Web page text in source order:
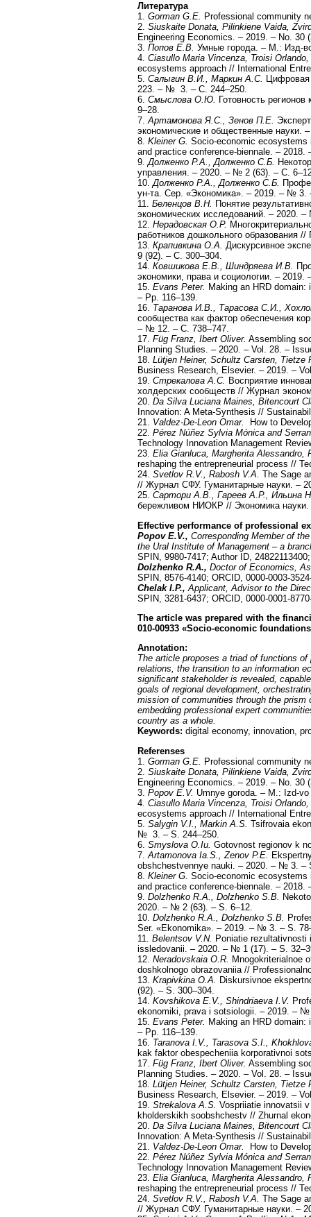
Литература
1. Gorman G.E. Professional community
2. Siuskaite Donata, Pilinkiene Vaida,
Engineering Economics. – 2019. – No. 30
3. Попов Е.В. Умные города. – М.: Изд-
4. Ciasullo Maria Vincenza, Troisi
ecosystems approach // International
5. Салыгин В.И., Маркин А.С. Цифровая
223. – № 3. – С. 244–250.
6. Смыслова О.Ю. Готовность
9–28.
7.Артамонова Я.С., Зенов П.Е.
экономические и общественные науки.
8. Kleiner G. Socio-economic
and practice conference-biennale. – 2018.
9.Долженко Р.А., Долженко С.Б.
управления. – 2020. – № 2 (63). – С.
10.Долженко Р.А., Долженко С.Б.
ун-та. Сер. «Экономика». – 2019. – № 3.
11. Беленцов В.Н. Понятие
экономических исследований. – 2020.
12. Нерадовская О.Р.
работников дошкольного образования
13. Крапивкина О.А. Дискурсивное
9 (92). – С. 300–304.
14. Ковшикова Е.В., Шиндряева И.В.
экономики, права и социологии. –
15. Evans Peter. Making an HRD
– Pp. 116–139.
16. Таранова И.В., Тарасова С.И.,
сообщества как фактор обеспечения
– № 12. – С. 738–747.
17. Füg Franz, Ibert Oliver. Assembling
Planning Studies. – 2020. – Vol. 28. –
18. Lütjen Heiner, Schultz Carsten, Tietze
Business Research, Elsevier. – 2019. –
19. Стрекалова А.С. Восприятие
холдерских сообществ // Журнал
20. Da Silva Luciana Maines, Bitencourt
Innovation: A Meta-Synthesis //
21. Valdez-De-Leon Omar.
How to
22. Pérez Núñez Sylvia Mónica and
Technology Innovation Management
23. Elia Gianluca, Margherita Alessandro,
reshaping the entrepreneurial process //
24. Svetlov R.V., Rabosh V.A. The Sage
// Журнал СФУ. Гуманитарные науки. –
25. Сартори А.В., Гареев А.Р., Ильина
бережливом НИОКР // Экономика
Effective performance of professional
Popov E.V., Corresponding Member of
the Ural Institute of Management – a
SPIN, 9980-7417; Author ID,
Dolzhenko R.A., Doctor of Economics,
SPIN, 8576-4140; ORCID, 0000-0003-
Chelak I.P., Applicant, Advisor to the
SPIN, 3281-6437; ORCID, 0000-0001-
The article was prepared with the
010-00933 «Socio-economic
Annotation:
The article proposes a triad of functions
relations, the transition to an information
significant stakeholder is revealed,
goals of regional development,
mission of communities through the
embedding professional expert
country as a whole.
Keywords: digital economy, innovation,
Referenses
1. Gorman G.E.
Professional community
2. Siuskaite Donata, Pilinkiene Vaida,
Engineering Economics. – 2019. – No. 30
3. Popov E.V. Umnye goroda. – M.: Izd-
4. Ciasullo Maria Vincenza, Troisi
ecosystems approach // International
5. Salygin V.I., Markin A.S. Tsifrovaia
№ 3. – S. 244–250.
6. Smyslova O.Iu. Gotovnost regionov k
7. Artamonova Ia.S., Zenov P.E.
obshchestvennye nauki. – 2020. – № 3. –
8. Kleiner G. Socio-economic
and practice conference-biennale. – 2018.
9. Dolzhenko R.A., Dolzhenko S.B.
2020. – № 2 (63). – S. 6–12.
10. Dolzhenko R.A., Dolzhenko S.B.
Ser. «Ekonomika». – 2019. – № 3. – S.
11. Belentsov V.N. Poniatie
issledovanii. – 2020. – № 1 (17). – S.
12. Neradovskaia O.R.
Mnogokriterialnoe
doshkolnogo obrazovaniia //
13. Krapivkina O.A.
Diskursivnoe
(92). – S. 300–304.
14. Kovshikova E.V., Shindriaeva I.V.
ekonomiki, prava i sotsiologii. – 2019. –
15. Evans Peter. Making an HRD
– Pp. 116–139.
16. Taranova I.V., Tarasova S.I.,
kak faktor obespecheniia korporativnoi
17. Füg Franz, Ibert Oliver. Assembling
Planning Studies. – 2020. – Vol. 28. –
18. Lütjen Heiner, Schultz Carsten, Tietze
Business Research, Elsevier. – 2019. –
19. Strekalova A.S. Vospriiatie innovatsii
kholderskikh soobshchestv // Zhurnal
20. Da Silva Luciana Maines, Bitencourt
Innovation: A Meta-Synthesis //
21. Valdez-De-Leon Omar.
How to
22. Pérez Núñez Sylvia Mónica and
Technology Innovation Management
23. Elia Gianluca, Margherita Alessandro,
reshaping the entrepreneurial process //
24. Svetlov R.V., Rabosh V.A. The Sage
// Журнал СФУ. Гуманитарные науки. –